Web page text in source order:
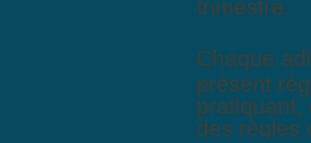
trimestre.
Chaque
présent
pratiquant,
des règles